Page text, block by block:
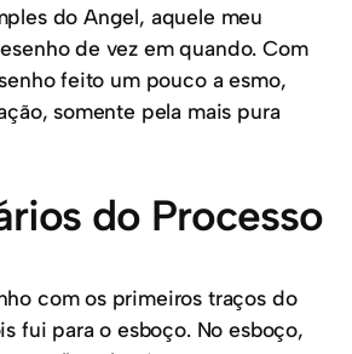
do Angel, aquele meu
de vez em quando. Com
feito um pouco a esmo,
somente pela mais pura
do Processo
com os primeiros traços do
fui para o esboço. No esboço,